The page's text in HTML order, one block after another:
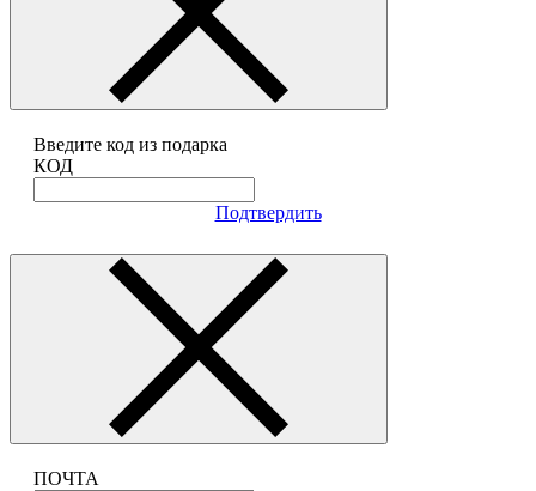
Введите код из подарка
КОД
Подтвердить
ПОЧТА